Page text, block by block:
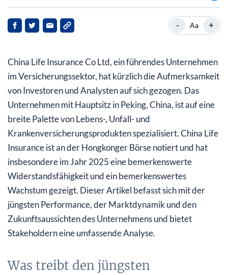
Was treibt den jüngsten Kursanstieg von China Life
Insurance an?
seinen Mitbewerbern ab?
Welche Marktdynamiken unterstützen China Life
Insurance?
Ist die Aktie von China Life Insurance überbewertet
oder unterbewertet?
Ausblick: Was sollten Stakeholder beachten?
- Aa +
China Life Insurance Co Ltd, ein führendes Unternehmen
im Versicherungssektor, hat kürzlich die Aufmerksamkeit
von Investoren und Analysten auf sich gezogen. Das
Unternehmen mit Hauptsitz in Peking, China, ist auf eine
breite Palette von Lebens-, Unfall- und
Krankenversicherungsprodukten spezialisiert. China Life
Insurance ist an der Hongkonger Börse notiert und hat
insbesondere im Jahr 2025 eine bemerkenswerte
Widerstandsfähigkeit und ein bemerkenswertes
Wachstum gezeigt. Dieser Artikel befasst sich mit der
jüngsten Performance, der Marktdynamik und den
Zukunftsaussichten des Unternehmens und bietet
Stakeholdern eine umfassende Analyse.
Was treibt den jüngsten